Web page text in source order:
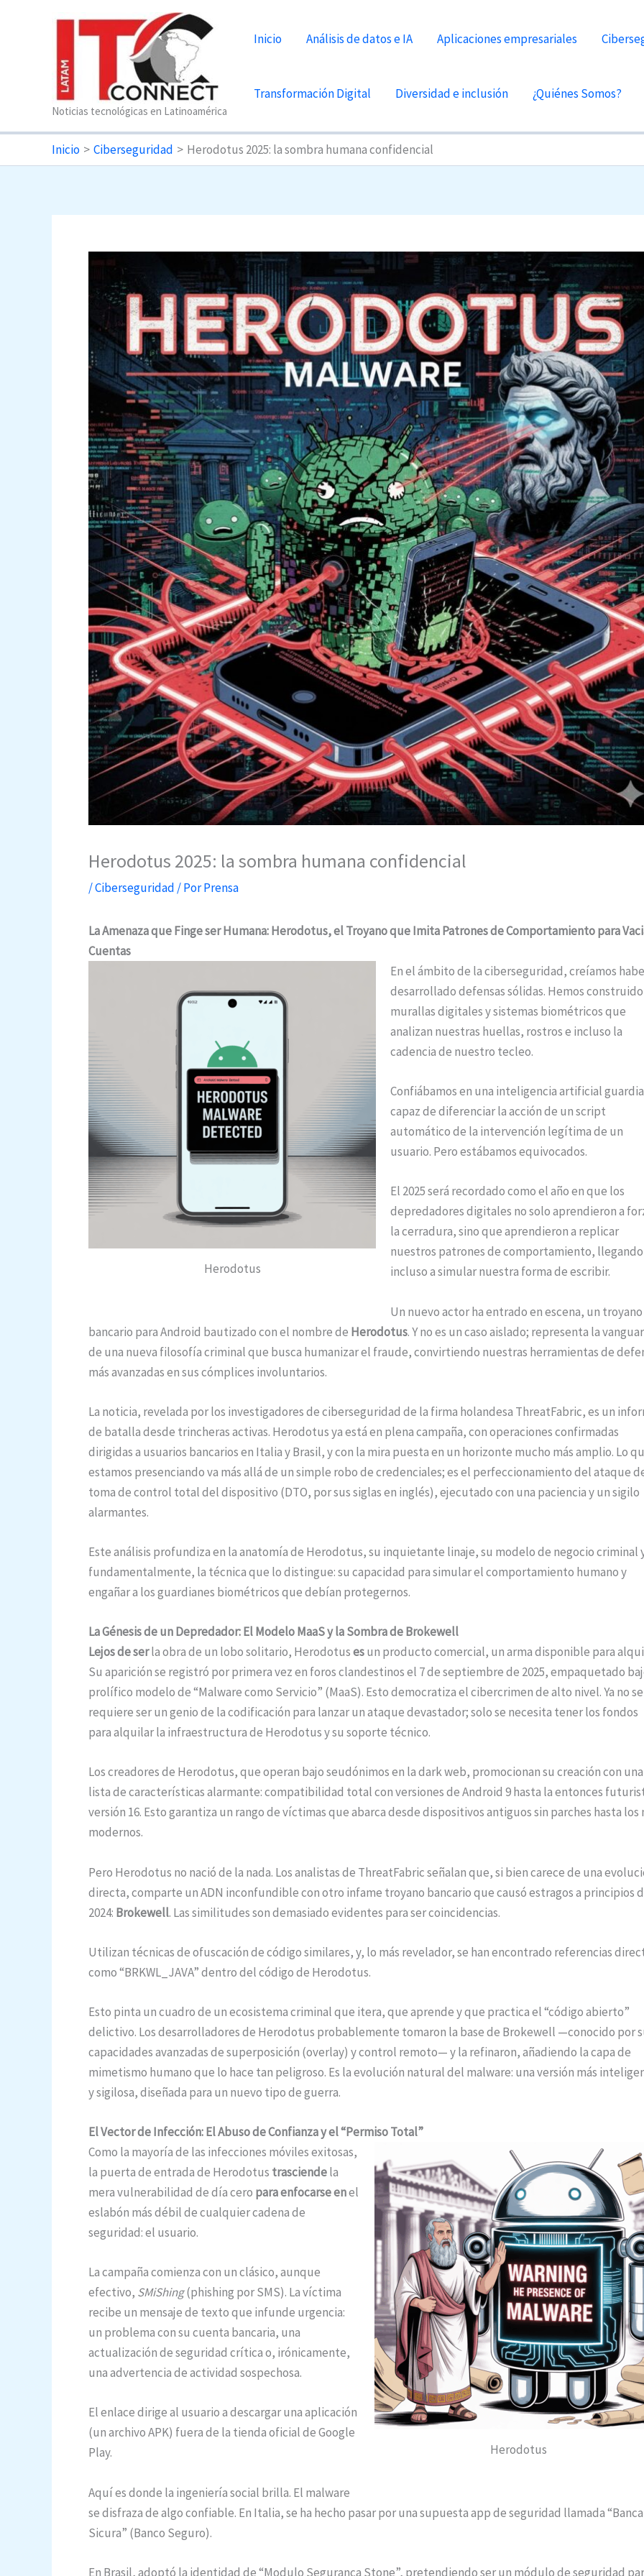
Noticias tecnológicas en Latinoamérica
Inicio Análisis de datos e IA Aplicaciones empresariales
Transformación Digital Diversidad e inclusión ¿Quiénes Somos?
Inicio Ciberseguridad Herodotus 2025: la sombra humana confidencial
Herodotus 2025: la sombra humana confidencial
/Ciberseguridad / PorPrensa
La Amenaza que Finge ser Humana: Herodotus, el Troyano que Imita Patrones de Comportamiento para
Cuentas
Herodotus
En el ámbito de la ciberseguridad, creíamos
desarrollado defensas sólidas. Hemos construido
murallas digitales y sistemas biométricos que
analizan nuestras huellas, rostros e incluso la
cadencia de nuestro tecleo.
Confiábamos en una inteligencia artificial
capaz de diferenciar la acción de un script
automático de la intervención legítima de un
usuario. Pero estábamos equivocados.
El 2025 será recordado como el año en que los
depredadores digitales no solo aprendieron a
la cerradura, sino que aprendieron a replicar
nuestros patrones de comportamiento, llegando
incluso a simular nuestra forma de escribir.
Un nuevo actor ha entrado en escena, un troyano
bancario para Android bautizado con el nombre de Herodotus. Y no es un caso aislado; representa la
de una nueva filosofía criminal que busca humanizar el fraude, convirtiendo nuestras herramientas de
más avanzadas en sus cómplices involuntarios.
La noticia, revelada por los investigadores de ciberseguridad de la firma holandesa ThreatFabric, es un
de batalla desde trincheras activas. Herodotus ya está en plena campaña, con operaciones confirmadas
dirigidas a usuarios bancarios en Italia y Brasil, y con la mira puesta en un horizonte mucho más amplio. Lo
estamos presenciando va más allá de un simple robo de credenciales; es el perfeccionamiento del ataque
toma de control total del dispositivo (DTO, por sus siglas en inglés), ejecutado con una paciencia y un sigilo
alarmantes.
Este análisis profundiza en la anatomía de Herodotus, su inquietante linaje, su modelo de negocio criminal
fundamentalmente, la técnica que lo distingue: su capacidad para simular el comportamiento humano y
engañar a los guardianes biométricos que debían protegernos.
La Génesis de un Depredador: El Modelo MaaS y la Sombra de Brokewell
Lejos de serla obra de un lobo solitario, Herodotusesun producto comercial, un arma disponible para
Su aparición se registró por primera vez en foros clandestinos el 7 de septiembre de 2025, empaquetado
prolífico modelo de “Malware como Servicio” (MaaS). Esto democratiza el cibercrimen de alto nivel. Ya no se
requiere ser un genio de la codificación para lanzar un ataque devastador; solo se necesita tener los fondos
para alquilar la infraestructura de Herodotus y su soporte técnico.
Los creadores de Herodotus, que operan bajo seudónimos en la dark web, promocionan su creación con una
lista de características alarmante: compatibilidad total con versiones de Android 9 hasta la entonces
versión 16. Esto garantiza un rango de víctimas que abarca desde dispositivos antiguos sin parches hasta los
modernos.
Pero Herodotus no nació de la nada. Los analistas de ThreatFabric señalan que, si bien carece de una
directa, comparte un ADN inconfundible con otro infame troyano bancario que causó estragos a principios
2024: Brokewell. Las similitudes son demasiado evidentes para ser coincidencias.
Utilizan técnicas de ofuscación de código similares, y, lo más revelador, se han encontrado referencias
como “BRKWL_JAVA” dentro del código de Herodotus.
Esto pinta un cuadro de un ecosistema criminal que itera, que aprende y que practica el “código abierto”
delictivo. Los desarrolladores de Herodotus probablemente tomaron la base de Brokewell —conocido por
capacidades avanzadas de superposición (overlay) y control remoto— y la refinaron, añadiendo la capa de
mimetismo humano que lo hace tan peligroso. Es la evolución natural del malware: una versión más
y sigilosa, diseñada para un nuevo tipo de guerra.
El Vector de Infección: El Abuso de Confianza y el “Permiso Total”
Herodotus
Como la mayoría de las infecciones móviles exitosas,
la puerta de entrada de Herodotus trasciendela
mera vulnerabilidad de día cero para enfocarse enel
eslabón más débil de cualquier cadena de
seguridad: el usuario.
La campaña comienza con un clásico, aunque
efectivo, SMiShing(phishing por SMS). La víctima
recibe un mensaje de texto que infunde urgencia:
un problema con su cuenta bancaria, una
actualización de seguridad crítica o, irónicamente,
una advertencia de actividad sospechosa.
El enlace dirige al usuario a descargar una aplicación
(un archivo APK) fuera de la tienda oficial de Google
Play.
Aquí es donde la ingeniería social brilla. El malware
se disfraza de algo confiable. En Italia, se ha hecho pasar por una supuesta app de seguridad llamada “Banca
Sicura” (Banco Seguro).
En Brasil, adoptó la identidad de “Modulo Seguranca Stone”, pretendiendo ser un módulo de seguridad